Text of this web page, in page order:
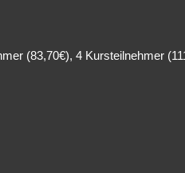
(83,70€), 4 Kursteilnehmer